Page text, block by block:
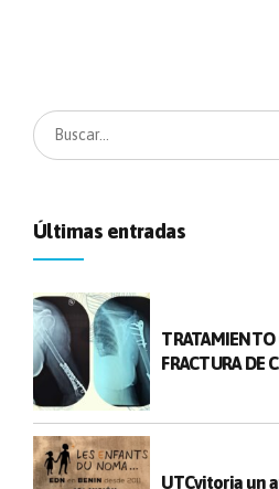
Últimas entradas
TRATAMIENTO
FRACTURA DE
UTCvitoria un